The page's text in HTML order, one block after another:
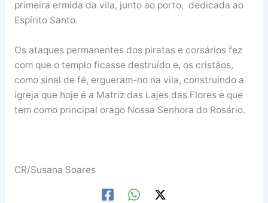
primeira ermida da vila, junto ao porto, dedicada ao
Espírito Santo.
Os ataques permanentes dos piratas e corsários fez
com que o templo ficasse destruído e, os cristãos,
como sinal de fé, ergueram-no na vila, construindo a
igreja que hoje é a Matriz das Lajes das Flores e que
tem como principal orago Nossa Senhora do Rosário.
CR/Susana Soares